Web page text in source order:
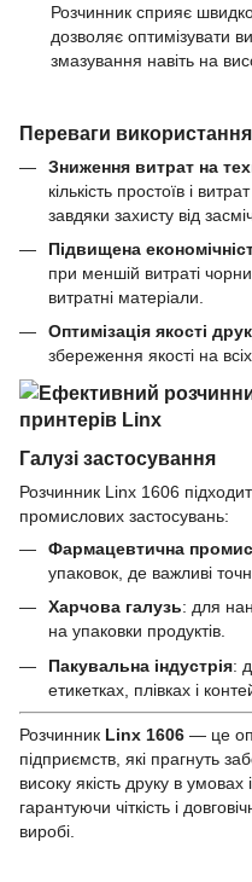
Розчинник сприяє
дозволяє оптимізувати
змазування навіть на
Переваги
Зниження витрат на
кількість простоїв і
завдяки захисту від
Підвищена
при меншій витраті
витратні матеріали.
Оптимізація якості
збереження якості на
Галузі застосування
Розчинник Linx 1606
промислових застосувань:
Фармацевтична
упаковок, де важливі
Харчова галузь: для
на упаковки продуктів.
Пакувальна індустрія:
етикетках, плівках і
Розчинник Linx 1606 — це
підприємств, які прагнуть
високу якість друку в умовах
гарантуючи чіткість і
виробі.